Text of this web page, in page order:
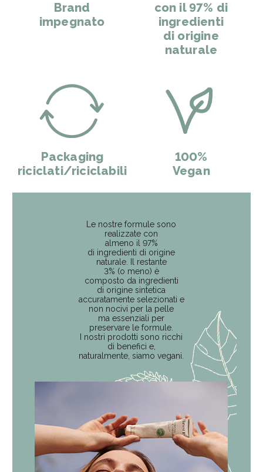
Brand
impegnato
con il 97% di
ingredienti
di origine
naturale
Packaging
riciclati/riciclabili
100%
Vegan
Le nostre formule sono
realizzate con
almeno il 97%
di ingredienti di origine
naturale.
Il restante
3% (o meno) è
composto da ingredienti
di origine sintetica
accuratamente selezionati e
non nocivi per la pelle
ma essenziali per
preservare le formule.
I nostri prodotti sono ricchi
di benefici e,
naturalmente, siamo vegani.